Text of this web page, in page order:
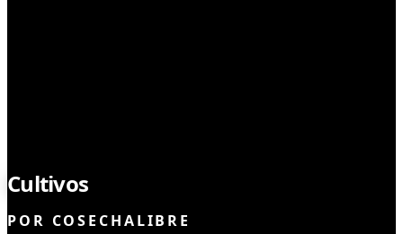
Cultivos
POR COSECHALIBRE